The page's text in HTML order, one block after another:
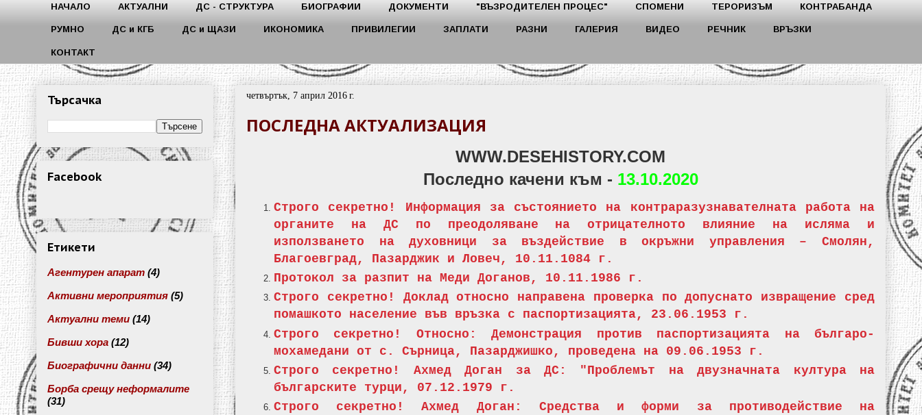
НАЧАЛО АКТУАЛНИ ДС - СТРУКТУРА БИОГРАФИИ ДОКУМЕНТИ "ВЪЗРОДИТЕЛЕН ПРОЦЕС" СПОМЕНИ ТЕРОРИЗЪМ КОНТРАБАНДА
РУМНО ДС и КГБ ДС и ЩАЗИ ИКОНОМИКА ПРИВИЛЕГИИ ЗАПЛАТИ РАЗНИ ГАЛЕРИЯ ВИДЕО РЕЧНИК ВРЪЗКИ
КОНТАКТ
четвъртък, 7 април 2016 г.
ПОСЛЕДНА АКТУАЛИЗАЦИЯ
WWW.DESEHISTORY.COM
Последно качени към - 13.10.2020
Строго секретно! Информация за състоянието на контраразузнавателната работа на
органите на ДС по преодоляване на отрицателното влияние на исляма и
използването на духовници за въздействие в окръжни управления – Смолян,
Благоевград, Пазарджик и Ловеч, 10.11.1084 г.
Протокол за разпит на Меди Доганов, 10.11.1986 г.
Строго секретно! Доклад относно направена проверка по допуснато извращение сред
помашкото население във връзка с паспортизацията, 23.06.1953 г.
Строго секретно! Относно: Демонстрация против паспортизацията на българо-
мохамедани от с. Сърница, Пазарджишко, проведена на 09.06.1953 г.
Строго секретно! Ахмед Доган за ДС: "Проблемът на двузначната култура на
българските турци, 07.12.1979 г.
Строго секретно! Ахмед Доган: Средства и форми за противодействие на
Търсачка
Facebook
Етикети
Агентурен апарат (4)
Активни мероприятия (5)
Актуални теми (14)
Бивши хора (12)
Биографични данни (34)
Борба срещу неформалите
(31)